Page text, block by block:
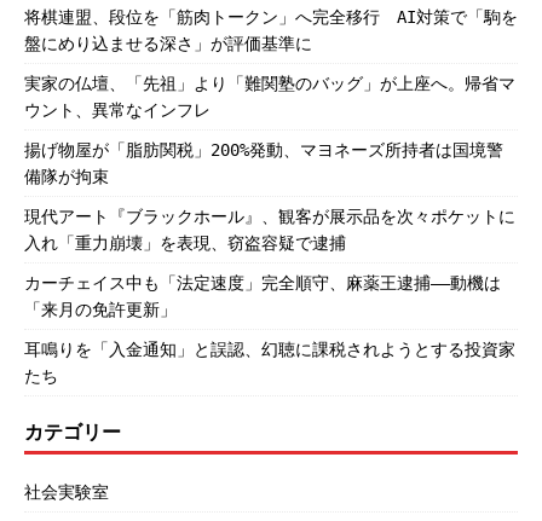
将棋連盟、段位を「筋肉トークン」へ完全移行 AI対策で「駒を
盤にめり込ませる深さ」が評価基準に
実家の仏壇、「先祖」より「難関塾のバッグ」が上座へ。帰省マ
ウント、異常なインフレ
揚げ物屋が「脂肪関税」200%発動、マヨネーズ所持者は国境警
備隊が拘束
現代アート『ブラックホール』、観客が展示品を次々ポケットに
入れ「重力崩壊」を表現、窃盗容疑で逮捕
カーチェイス中も「法定速度」完全順守、麻薬王逮捕――動機は
「来月の免許更新」
耳鳴りを「入金通知」と誤認、幻聴に課税されようとする投資家
たち
カテゴリー
社会実験室